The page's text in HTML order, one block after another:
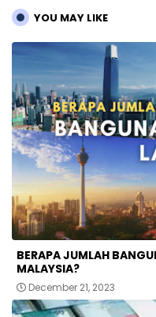
YOU MAY LIKE
BERAPA JUMLAH
MALAYSIA?
December 21, 2023